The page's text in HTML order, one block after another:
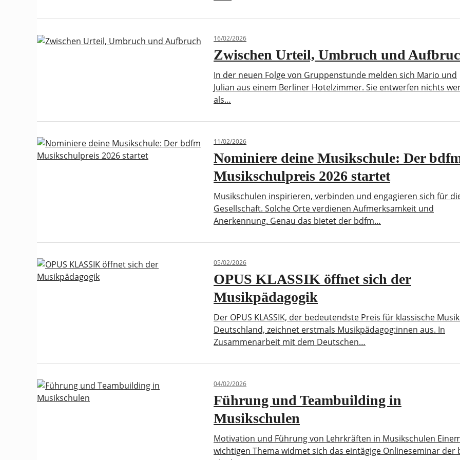
16/02/2026
Zwischen Urteil, Umbruch und
In der neuen Folge von Gruppenstunde melden sich Mario und
Julian aus einem Berliner Hotelzimmer. Sie entwerfen nichts
als…
11/02/2026
Nominiere deine Musikschule: Der
Musikschulpreis 2026 startet
Musikschulen inspirieren, verbinden und engagieren sich für
Gesellschaft. Solche Orte verdienen Aufmerksamkeit und
Anerkennung. Genau das bietet der bdfm…
05/02/2026
OPUS KLASSIK öffnet sich der
Musikpädagogik
Der OPUS KLASSIK, der bedeutendste Preis für klassische
Deutschland, zeichnet erstmals Musikpädagog:innen aus. In
Zusammenarbeit mit dem Deutschen…
04/02/2026
Führung und Teambuilding in
Musikschulen
Motivation und Führung von Lehrkräften in Musikschulen
wichtigen Thema widmet sich das eintägige Onlineseminar der